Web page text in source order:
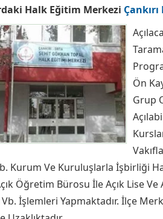
Halk Eğitim Merkezi
Ön
Grup
Kurum Ve Kuruluşlarla İşbirliği
Öğretim Bürosu İle Açık Lise
Vb. İşlemleri Yapmaktadır. İlçe